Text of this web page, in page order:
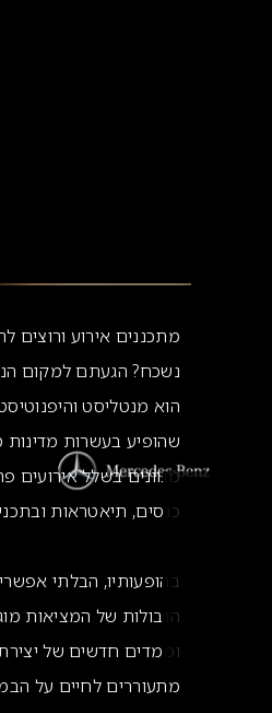
מתכננים אירוע ורוצים
נשכח? הגעתם למקום הנכון.
הוא מנטליסט והיפנוטיסט
שהופיע בעשרות מדינות
מגוונים בשלל אירועים
כנסים, תיאטראות ובתכניות
בהופעותיו, הבלתי אפשרי
הגבולות של המציאות
וממדים חדשים של
מתעוררים לחיים על הבמה